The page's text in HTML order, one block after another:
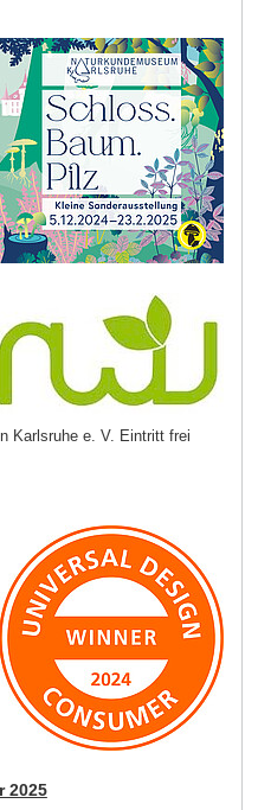
Karlsruhe e. V. Eintritt frei
2025